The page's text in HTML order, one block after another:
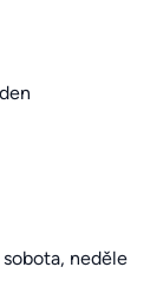
neděle